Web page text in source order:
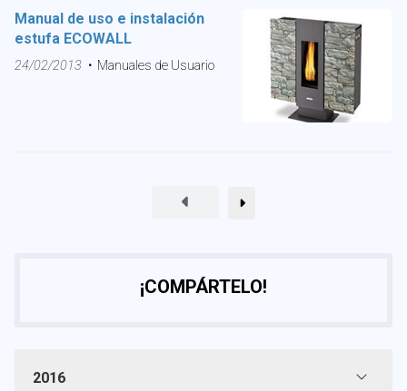
Manual de uso e instalación
estufa ECOWALL
24/02/2013 Manuales de Usuario
¡COMPÁRTELO!
2016